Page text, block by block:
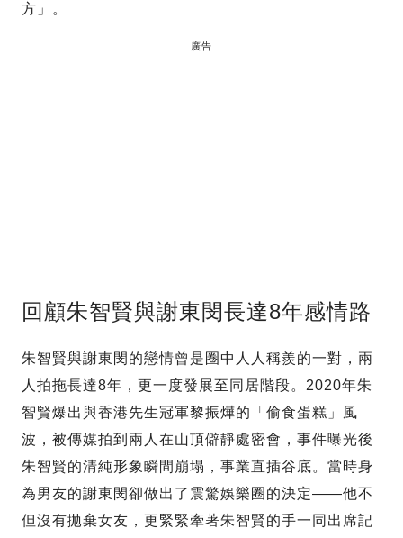
方」。
廣告
回顧朱智賢與謝東閔長達8年感情路
朱智賢與謝東閔的戀情曾是圈中人人稱羨的一對，兩
人拍拖長達8年，更一度發展至同居階段。2020年朱
智賢爆出與香港先生冠軍黎振燁的「偷食蛋糕」風
波，被傳媒拍到兩人在山頂僻靜處密會，事件曝光後
朱智賢的清純形象瞬間崩塌，事業直插谷底。當時身
為男友的謝東閔卻做出了震驚娛樂圈的決定——他不
但沒有拋棄女友，更緊緊牽著朱智賢的手一同出席記